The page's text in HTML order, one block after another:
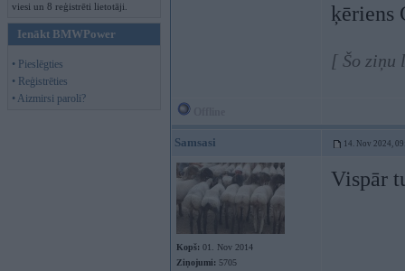
viesi un 8 reģistrēti lietotāji.
Ienākt BMWPower
• Pieslēgties
• Reģistrēties
• Aizmirsi paroli?
ķēriens
[ Šo ziņu
Samsasi 14. Nov 2024,
Kopš: 01. Nov 2014
Ziņojumi: 5705
Vispār